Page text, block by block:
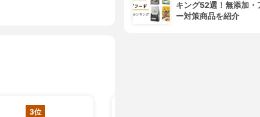
3位
キング52選！無添加・
ー対策商品を紹介